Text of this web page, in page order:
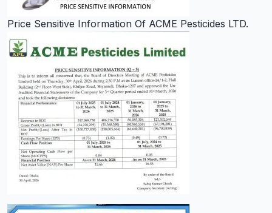
Price Sensitive Information Of ACME Pesticides LTD.